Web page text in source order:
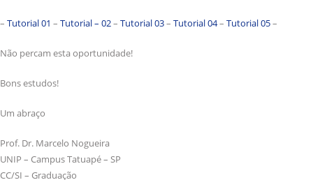
– Tutorial 01 – Tutorial – 02– Tutorial 03– Tutorial 04– Tutorial 05–
Não percam esta oportunidade!
Bons estudos!
Um abraço
Prof. Dr. Marcelo Nogueira
UNIP – Campus Tatuapé – SP
CC/SI – Graduação